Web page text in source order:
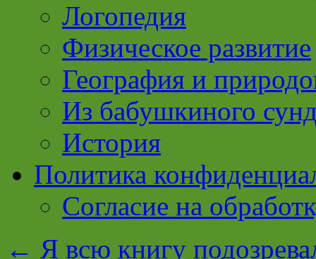
Логопедия
Физическое развитие
География и
Из бабушкиного
История
Политика
Согласие на
← Я всю книгу